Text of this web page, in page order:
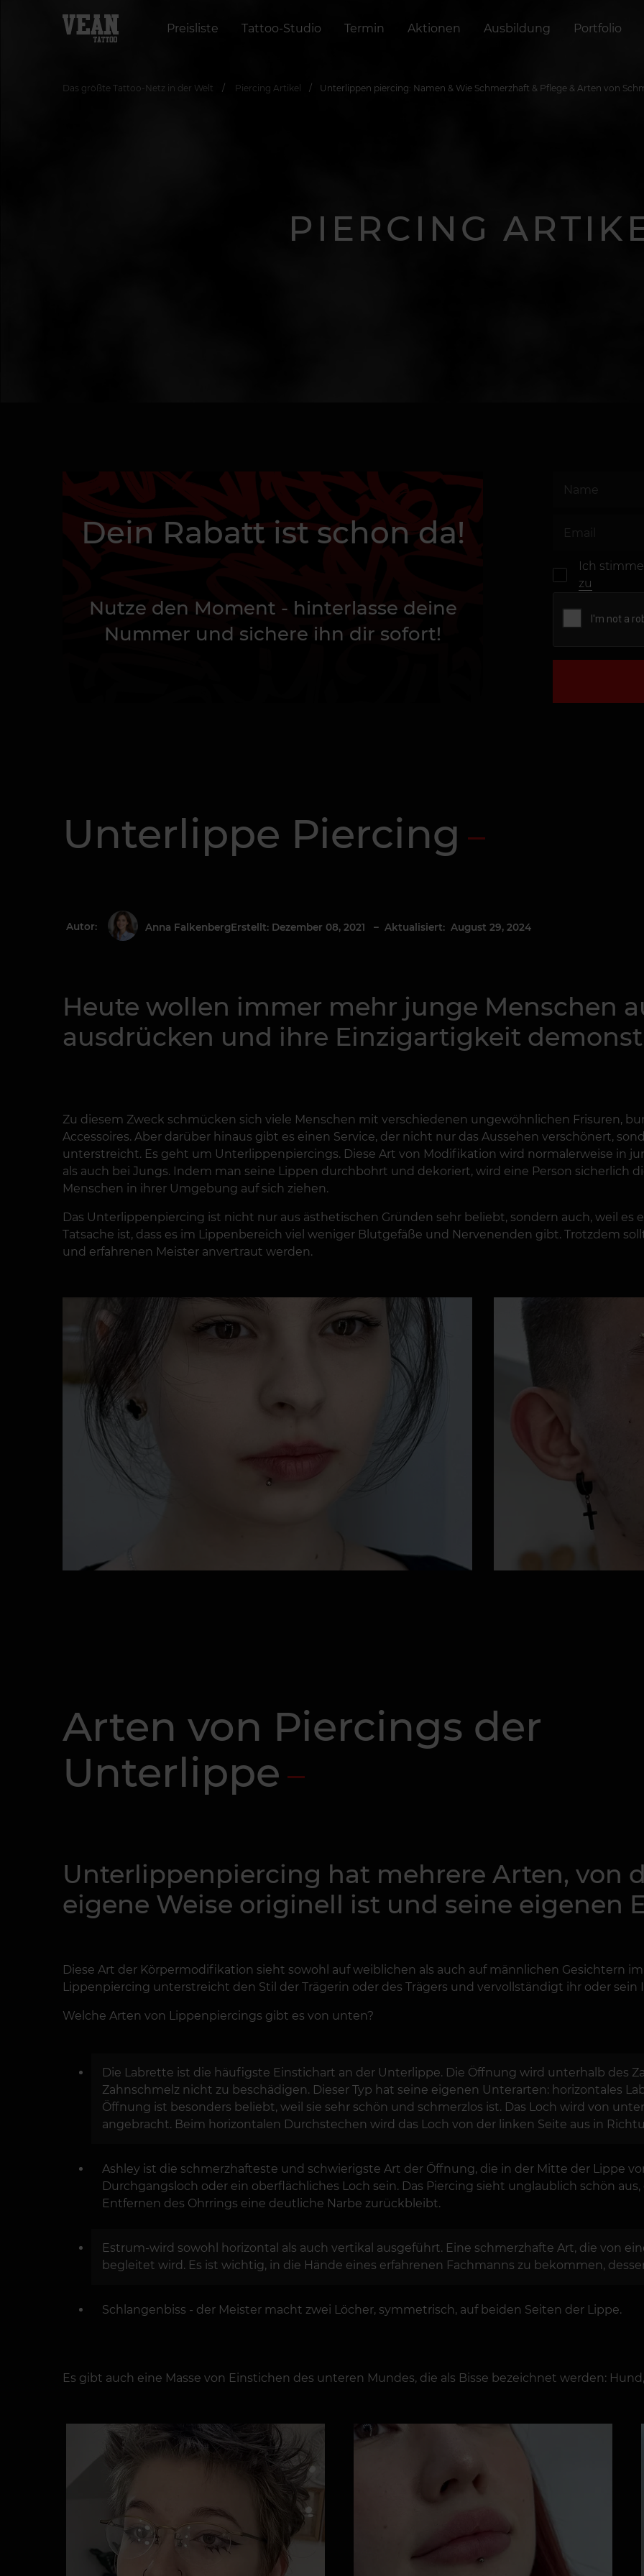
Preisliste Tattoo-Studio Termin Aktionen Ausbildung Portfolio
Das größte Tattoo-Netz in der Welt Piercing Artikel Unterlippen piercing: Namen & Wie Schmerzhaft & Pflege & Arten von
PIERCING
Dein Rabatt ist schon da!
Nutze den Moment - hinterlasse deine
Nummer und sichere ihn dir sofort!
Ich
zu
Unterlippe Piercing
Autor: Anna FalkenbergErstellt: Dezember 08, 2021 – Aktualisiert: August 29, 2024
Heute wollen immer mehr junge Menschen
ausdrücken und ihre Einzigartigkeit
Zu diesem Zweck schmücken sich viele Menschen mit verschiedenen ungewöhnlichen Frisuren,
Accessoires. Aber darüber hinaus gibt es einen Service, der nicht nur das Aussehen verschönert,
unterstreicht. Es geht um Unterlippenpiercings. Diese Art von Modifikation wird normalerweise in
als auch bei Jungs. Indem man seine Lippen durchbohrt und dekoriert, wird eine Person sicherlich
Menschen in ihrer Umgebung auf sich ziehen.
Das Unterlippenpiercing ist nicht nur aus ästhetischen Gründen sehr beliebt, sondern auch, weil es
Tatsache ist, dass es im Lippenbereich viel weniger Blutgefäße und Nervenenden gibt. Trotzdem
und erfahrenen Meister anvertraut werden.
Arten von Piercings der
Unterlippe
Unterlippenpiercing hat mehrere Arten, von
eigene Weise originell ist und seine eigenen
Diese Art der Körpermodifikation sieht sowohl auf weiblichen als auch auf männlichen Gesichtern
Lippenpiercing unterstreicht den Stil der Trägerin oder des Trägers und vervollständigt ihr oder sein
Welche Arten von Lippenpiercings gibt es von unten?
Die Labrette ist die häufigste Einstichart an der Unterlippe. Die Öffnung wird unterhalb des
Zahnschmelz nicht zu beschädigen. Dieser Typ hat seine eigenen Unterarten: horizontales
Öffnung ist besonders beliebt, weil sie sehr schön und schmerzlos ist. Das Loch wird von
angebracht. Beim horizontalen Durchstechen wird das Loch von der linken Seite aus in
Ashley ist die schmerzhafteste und schwierigste Art der Öffnung, die in der Mitte der Lippe
Durchgangsloch oder ein oberflächliches Loch sein. Das Piercing sieht unglaublich schön
Entfernen des Ohrrings eine deutliche Narbe zurückbleibt.
Estrum-wird sowohl horizontal als auch vertikal ausgeführt. Eine schmerzhafte Art, die von
begleitet wird. Es ist wichtig, in die Hände eines erfahrenen Fachmanns zu bekommen,
Schlangenbiss - der Meister macht zwei Löcher, symmetrisch, auf beiden Seiten der Lippe.
Es gibt auch eine Masse von Einstichen des unteren Mundes, die als Bisse bezeichnet werden: